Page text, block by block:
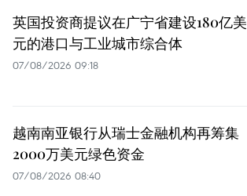
英国投资商提议在广宁省建设180亿美
元的港口与工业城市综合体
07/08/2026 09:18
越南南亚银行从瑞士金融机构再筹集
2000万美元绿色资金
07/08/2026 08:40